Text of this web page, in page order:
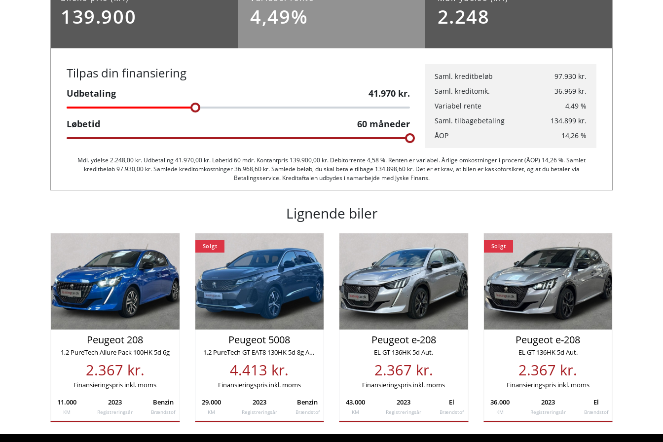
Indretning og type
5 Hvid Van
Rummelighed og mål
1803 kg
Totalvægt
1,92 m 1,94 m 5,31 m
Økonomi
KM/L (NEDC)
19,6
Grøn ejerafgift (årlig)
4.960 kr.
Leveringsomkostninger (inkl.)
4.620 kr.
Finansiering
2.248 kr 41.970 kr
Årlig debitorrente
4,58%
Samlede kreditomkostninger
36.969 kr.
ÅOP
14,26%
Samlede etableringsomkostninger
-
139.900 4,49% 2.248
Tilpas din finansiering
Udbetaling 41.970 kr.
Løbetid 60 måneder
Saml. kreditbeløb
97.930 kr.
Saml. kreditomk.
36.969 kr.
Variabel rente
4,49 %
Saml. tilbagebetaling
134.899 kr.
ÅOP
14,26 %
Mdl. ydelse 2.248,00 kr. Udbetaling 41.970,00 kr. Løbetid 60 mdr. Kontantpris 139.900,00 kr. Debitorrente 4,58 %. Renten er variabel. Årlige omkostninger i procent (ÅOP) 14,26 %. Samlet
kreditbeløb 97.930,00 kr. Samlede kreditomkostninger 36.968,60 kr. Samlede beløb, du skal betale tilbage 134.898,60 kr. Det er et krav, at bilen er kaskoforsikret, og at du betaler via
Betalingsservice. Kreditaftalen udbydes i samarbejde med Jyske Finans.
Lignende biler
Peugeot 208
1,2 PureTech Allure Pack 100HK 5d 6g
2.367 kr.
Finansieringspris inkl. moms
11.000
KM
2023
Registreringsår
Benzin
Brændstof
Solgt
Peugeot 5008
1,2 PureTech GT EAT8 130HK 5d 8g Aut.
4.413 kr.
Finansieringspris inkl. moms
29.000
KM
2023
Registreringsår
Benzin
Brændstof
Peugeot e-208
EL GT 136HK 5d Aut.
2.367 kr.
Finansieringspris inkl. moms
43.000
KM
2023
Registreringsår
El
Brændstof
Solgt
Peugeot e-208
EL GT 136HK 5d Aut.
2.367 kr.
Finansieringspris inkl. moms
36.000
KM
2023
Registreringsår
El
Brændstof